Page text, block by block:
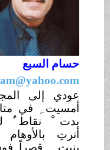
ذوبي هباء
حيث
لا
للحروف
التي
دربا ً دجا
فوق رمل